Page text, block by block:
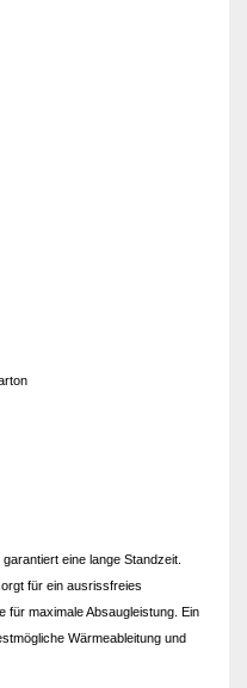
eine lange Standzeit.
für ein ausrissfreies
für maximale Absaugleistung. Ein
Wärmeableitung und